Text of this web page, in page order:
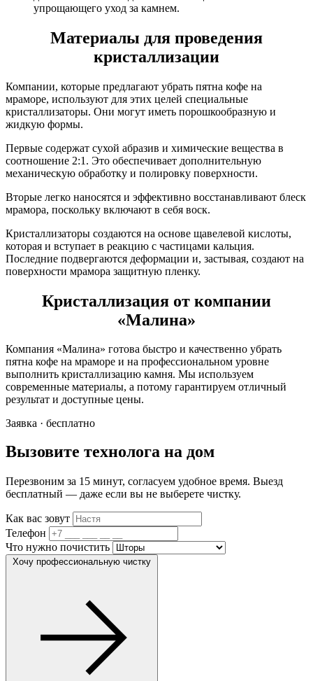
упрощающего уход за камнем.
Материалы для проведения
кристаллизации
Компании, которые предлагают убрать пятна кофе на
мраморе, используют для этих целей специальные
кристаллизаторы. Они могут иметь порошкообразную и
жидкую формы.
Первые содержат сухой абразив и химические вещества в
соотношение 2:1. Это обеспечивает дополнительную
механическую обработку и полировку поверхности.
Вторые легко наносятся и эффективно восстанавливают блеск
мрамора, поскольку включают в себя воск.
Кристаллизаторы создаются на основе щавелевой кислоты,
которая и вступает в реакцию с частицами кальция.
Последние подвергаются деформации и, застывая, создают на
поверхности мрамора защитную пленку.
Кристаллизация от компании
«Малина»
Компания «Малина» готова быстро и качественно убрать
пятна кофе на мраморе и на профессиональном уровне
выполнить кристаллизацию камня. Мы используем
современные материалы, а потому гарантируем отличный
результат и доступные цены.
Заявка · бесплатно
Вызовите технолога на дом
Перезвоним за 15 минут, согласуем удобное время. Выезд
бесплатный — даже если вы не выберете чистку.
Как вас зовут
Телефон
Что нужно почистить
Хочу профессиональную чистку